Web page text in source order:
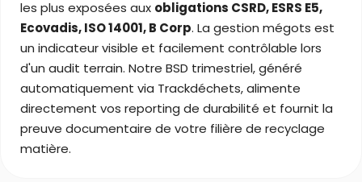
les plus exposées aux obligations CSRD, ESRS E5,
Ecovadis, ISO 14001, B Corp. La gestion mégots est
un indicateur visible et facilement contrôlable lors
d'un audit terrain. Notre BSD trimestriel, généré
automatiquement via Trackdéchets, alimente
directement vos reporting de durabilité et fournit la
preuve documentaire de votre filière de recyclage
matière.